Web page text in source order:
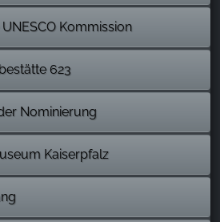
Kommission
623
Nominierung
Kaiserpfalz